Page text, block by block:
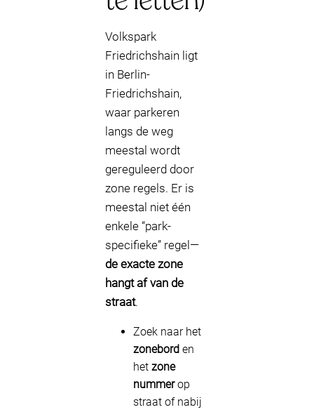
Volkspark
Friedrichshain ligt
in Berlin-
Friedrichshain,
waar parkeren
langs de weg
meestal wordt
gereguleerd door
zone regels. Er is
meestal niet één
enkele “park-
specifieke” regel—
de exacte zone
hangt af van de
straat.
Zoek naar het
zonebord en
het zone
nummerop
straat of nabij